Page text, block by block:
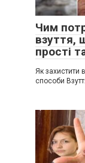
Чим
взуття,
прості
Як захистити
способи